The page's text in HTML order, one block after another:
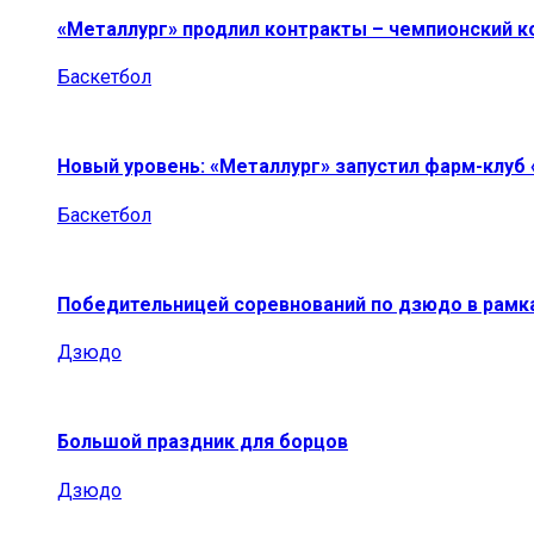
«Металлург» продлил контракты – чемпионский
Баскетбол
Новый уровень: «Металлург» запустил фарм-
Баскетбол
Победительницей соревнований по дзюдо в
Дзюдо
Большой праздник для борцов
Дзюдо